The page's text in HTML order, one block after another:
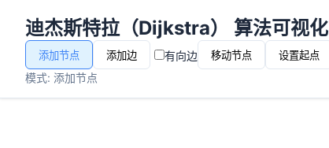
迪杰斯特拉（Dijkstra） 算法可视化
添加节点 添加边 有向边 移动节点 设置起点
模式: 添加节点